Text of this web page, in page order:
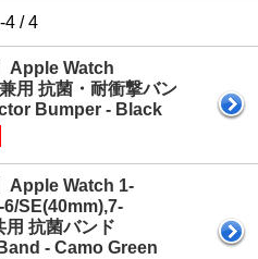
4 / 4
Apple Watch
用 抗菌・耐衝撃バン
Bumper - Black
Apple Watch 1-
SE(40mm),7-
用 抗菌バンド
- Camo Green